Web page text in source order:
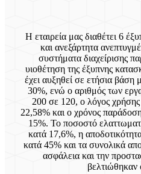
Η εταιρεία μας διαθέτει 6
και ανεξάρτητα
συστήματα διαχείρισης
υιοθέτηση της έξυπνης
έχει αυξηθεί σε ετήσια
30%, ενώ ο αριθμός των
200 σε 120, ο λόγος χρήσης
22,58% και ο χρόνος
15%. Το ποσοστό
κατά 17,6%, η
κατά 45% και τα συνολικά
ασφάλεια και την
βελτιώθηκαν